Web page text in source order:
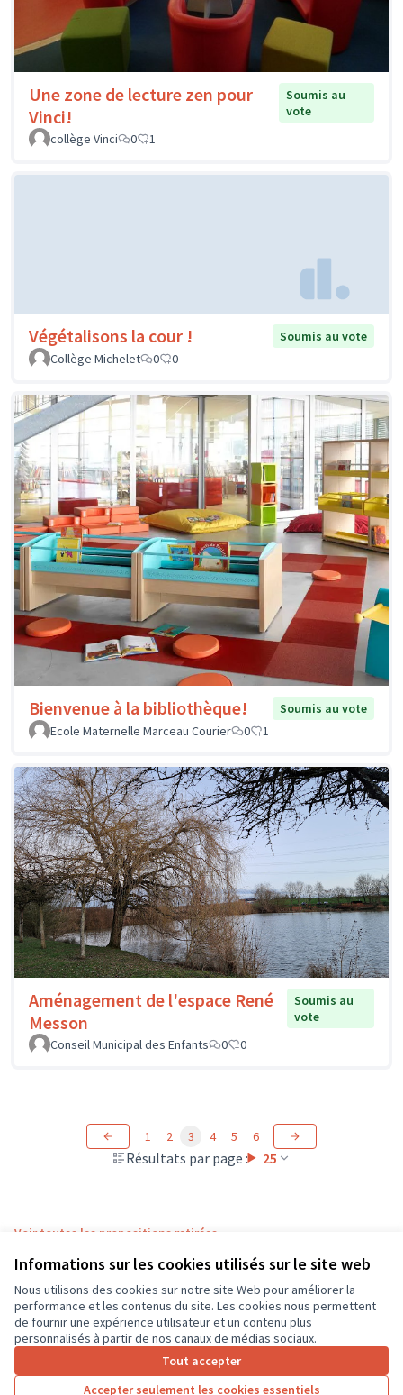
Informations sur les cookies utilisés sur le site web
Nous utilisons des cookies sur notre site Web pour améliorer la
performance et les contenus du site. Les cookies nous permettent
de fournir une expérience utilisateur et un contenu plus
personnalisés à partir de nos canaux de médias sociaux.
Tout accepter
Accepter seulement les cookies essentiels
Une zone de lecture zen pour
Vinci!
Soumis au
vote
collège Vinci
0 1
Végétalisons la cour !
Soumis au vote
Collège Michelet
0 0
Bienvenue à la bibliothèque!
Soumis au vote
Ecole Maternelle Marceau Courier
0 1
Aménagement de l'espace René
Messon
Soumis au
vote
Conseil Municipal des Enfants
0 0
Résultats par page : 25
1 2 3 4 5 6
Voir toutes les propositions retirées
Conditions d'utilisation
Paramètres des cookies
CD37 sur X
(Lien externe)
CD37 sur Facebook
CD37 sur Instagram
CD37 sur YouTube
(Lien externe)